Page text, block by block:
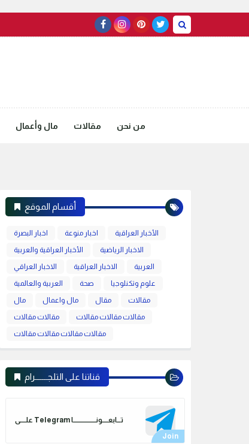
مال وأعمال مقالات من نحن
أقسام الموقع
اخبار البصرة اخبار منوعة
الأخبار العراقية
الأخبار العراقية والعربية
الاخبار الرياضية
الاخبار العراقي
الاخبار العراقية
العربية
العربية والعالمية
صحة
علوم وتكنلوجيا
مال
مال واعمال مقال
مقالات
مقالات مقالات
مقالات مقالات مقالات
مقالات مقالات مقالات مقالات
قناتنا على التلجـــــــرام
علـــــى Telegram تـــابعـــــونـــــــــــــــــــا